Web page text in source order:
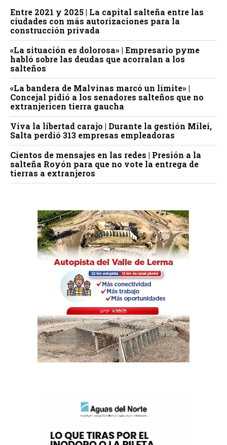
Entre 2021 y 2025 | La capital salteña entre las
ciudades con más autorizaciones para la
construcción privada
«La situación es dolorosa» | Empresario pyme
habló sobre las deudas que acorralan a los
salteños
«La bandera de Malvinas marcó un límite» |
Concejal pidió a los senadores salteños que no
extranjericen tierra gaucha
Viva la libertad carajo | Durante la gestión Milei,
Salta perdió 313 empresas empleadoras
Cientos de mensajes en las redes | Presión a la
salteña Royón para que no vote la entrega de
tierras a extranjeros